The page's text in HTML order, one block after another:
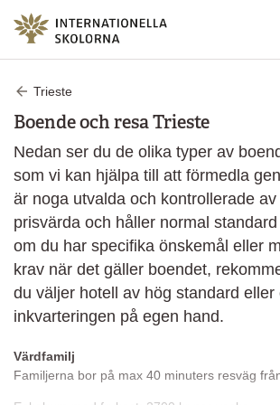
Trieste
Boende och resa Trieste
Nedan ser du de olika typer av
som vi kan hjälpa till att förmedla
är noga utvalda och kontrollerade
prisvärda och håller normal
om du har specifika önskemål eller
krav när det gäller boendet,
du väljer hotell av hög standard eller
inkvarteringen på egen hand.
Värdfamilj
Familjerna bor på max 40 minuters resväg